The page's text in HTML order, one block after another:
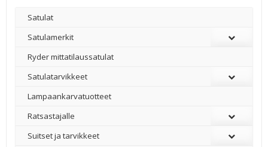
Satulat
Satulamerkit
Ryder mittatilaussatulat
Satulatarvikkeet
–
Lampaankarvatuotteet
Ratsastajalle
Suitset ja tarvikkeet